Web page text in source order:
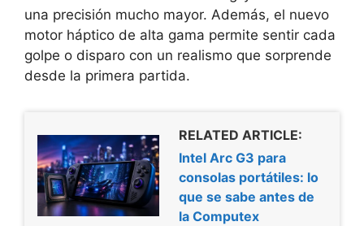
una precisión mucho mayor. Además, el nuevo
motor háptico de alta gama permite sentir cada
golpe o disparo con un realismo que sorprende
desde la primera partida.
RELATED ARTICLE:
Intel Arc G3 para
consolas portátiles: lo
que se sabe antes de
la Computex